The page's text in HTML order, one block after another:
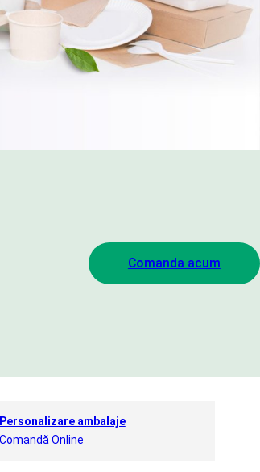
Comanda acum
Personalizare ambalaje
Comandă Online